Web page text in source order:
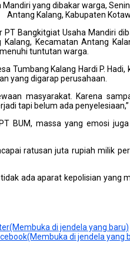
Mandiri yang dibakar warga,
Antang Kalang, Kabupaten
PT Bangkitgiat Usaha Mandiri
Kalang, Kecamatan Antang
tuntutan warga.
Tumbang Kalang Hardi P.
yang digarap perusahaan.
masyarakat. Karena
tapi belum ada
BUM, massa yang emosi
ratusan juta rupiah milik
ada aparat kepolisian yang
di jendela yang baru)
di jendela yang